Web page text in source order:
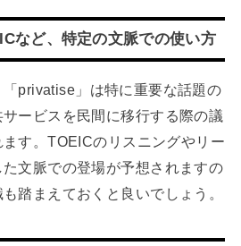
など、特定の文脈での使い方
「privatise」は特に重要な話題の
ービスを民間に移行する際の議
す。TOEICのリスニングやリー
文脈での登場が予想されますの
踏まえておくと良いでしょう。